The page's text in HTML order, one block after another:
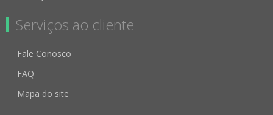
Serviços ao cliente
Fale Conosco
FAQ
Mapa do site